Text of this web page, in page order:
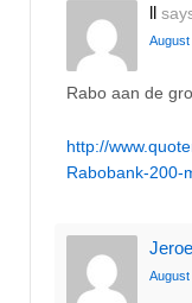
ll
August
Rabo aan de
http://
Rabobank-200-
August